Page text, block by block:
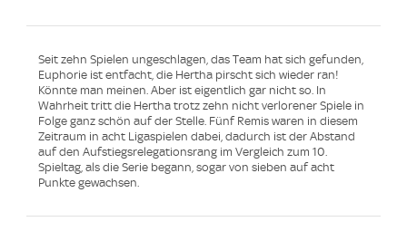
Seit zehn Spielen ungeschlagen, das Team hat sich gefunden,
Euphorie ist entfacht, die Hertha pirscht sich wieder ran!
Könnte man meinen. Aber ist eigentlich gar nicht so. In
Wahrheit tritt die Hertha trotz zehn nicht verlorener Spiele in
Folge ganz schön auf der Stelle. Fünf Remis waren in diesem
Zeitraum in acht Ligaspielen dabei, dadurch ist der Abstand
auf den Aufstiegsrelegationsrang im Vergleich zum 10.
Spieltag, als die Serie begann, sogar von sieben auf acht
Punkte gewachsen.